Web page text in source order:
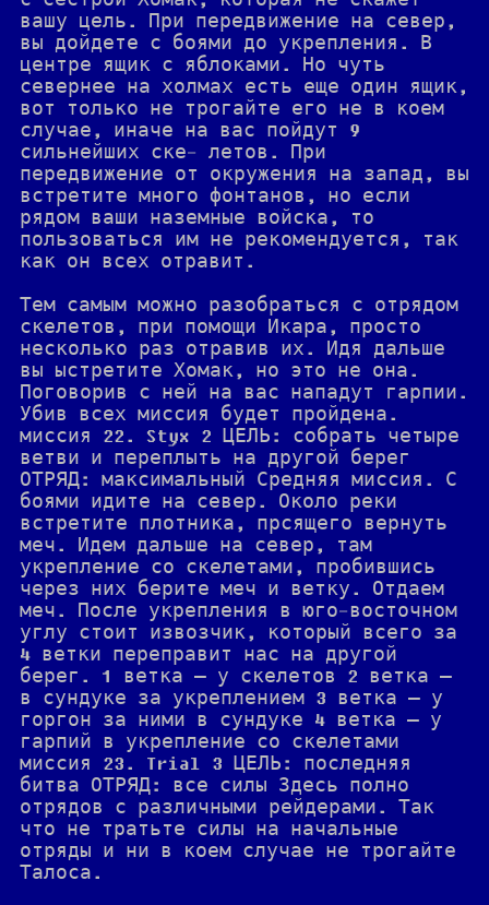
вашу цель. При передвижение на север,
вы дойдете с боями до укрепления. В
центре ящик с яблоками. Но чуть
севернее на холмах есть еще один ящик,
вот только не трогайте его не в коем
случае, иначе на вас пойдут 9
сильнейших ске- летов. При
передвижение от окружения на запад, вы
встретите много фонтанов, но если
рядом ваши наземные войска, то
пользоваться им не рекомендуется, так
как он всех отравит.
Тем самым можно разобраться с отрядом
скелетов, при помощи Икара, просто
несколько раз отравив их. Идя дальше
вы ыстретите Хомак, но это не она.
Поговорив с ней на вас нападут гарпии.
Убив всех миссия будет пройдена.
миссия 22. Styx 2 ЦЕЛЬ: собрать четыре
ветви и переплыть на другой берег
ОТРЯД: максимальный Средняя миссия. С
боями идите на север. Около реки
встретите плотника, прсящего вернуть
меч. Идем дальше на север, там
укрепление со скелетами, пробившись
через них берите меч и ветку. Отдаем
меч. После укрепления в юго-восточном
углу стоит извозчик, который всего за
4 ветки переправит нас на другой
берег. 1 ветка — у скелетов 2 ветка —
в сундуке за укреплением 3 ветка — у
горгон за ними в сундуке 4 ветка — у
гарпий в укрепление со скелетами
миссия 23. Trial 3 ЦЕЛЬ: последняя
битва ОТРЯД: все силы Здесь полно
отрядов с различными рейдерами. Так
что не тратьте силы на начальные
отряды и ни в коем случае не трогайте
Талоса.